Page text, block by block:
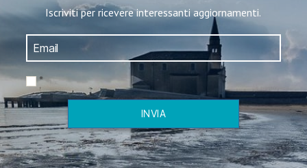
Iscriviti per ricevere interessanti aggiornamenti.
*
INVIA